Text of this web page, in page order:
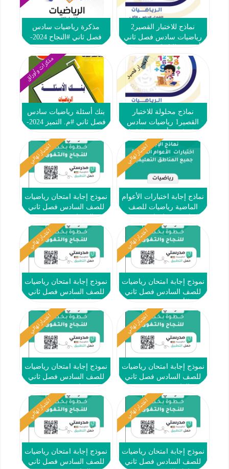
نماذج للاختبار القصير2
رياضيات سادس فصل ثاني
مذكرة رياضيات سادس
فصل ثاني #النجاح 2024-
اختبار قصير
نماذج محلولة للاختبار
القصير1 رياضيات سادس
2024-2025
مذكرات وأوراق
بنك أسئلة رياضيات سادس
فصل ثاني #م. التميز 2024-
اختبار نهائي
نماذج إجابة اختبارات الأعوام
الماضية رياضيات للصف
المناطق التعليمية
اختبار نهائي
نموذج إجابة امتحان رياضيات
للصف السادس فصل ثاني
اختبار نهائي
نموذج إجابة امتحان رياضيات
للصف السادس فصل ثاني
اختبار نهائي
نموذج إجابة امتحان رياضيات
للصف السادس فصل ثاني
اختبار نهائي
نموذج إجابة امتحان رياضيات
للصف السادس فصل ثاني
اختبار نهائي
نموذج إجابة امتحان رياضيات
للصف السادس فصل ثاني
اختبار نهائي
نموذج إجابة امتحان رياضيات
للصف السادس فصل ثاني
اختبار نهائي
نموذج إجابة امتحان رياضيات
للصف السادس فصل ثاني